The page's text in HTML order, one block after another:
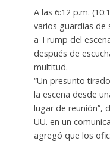
A las 6:12 p.m.
varios guardias de
a Trump del
después de
multitud.
“Un presunto
la escena desde
lugar de reunión”,
UU. en un
agregó que los